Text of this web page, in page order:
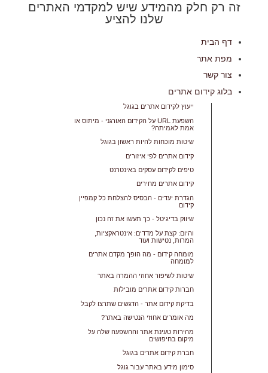
זה רק חלק מהמידע שיש למקדמי האתרים
שלנו להציע
דף הבית
מפת אתר
צור קשר
בלוג קידום אתרים
ייעוץ לקידום אתרים בגוגל
השפעת URL על הקידום האורגני - מיתוס או
אמת לאמיתה?
שיטות מוכחות להיות ראשון בגוגל
קידום אתרים לפי איזורים
טיפים לקידום עסקים באינטרנט
קידום אתרים מחירים
הגדרת יעדים - הבסיס להצלחת כל קמפיין
קידום
שיווק בדיגיטל - כך תעשו את זה נכון
והיום: קצת על מדדים: אינטראקציות,
המרות, נטישות ועוד
מומחה קידום - מה הופך מקדם אתרים
למומחה
שיטות לשיפור אחוזי ההמרה באתר
חברות קידום אתרים מובילות
בדיקת קידום אתר - הדגשים שתרצו לקבל
מה אומרים אחוזי הנטישה באתר?
מהירות טעינת אתר וההשפעה שלה על
מיקום בחיפושים
חברת קידום אתרים בגוגל
סימון מידע באתר עבור גוגל